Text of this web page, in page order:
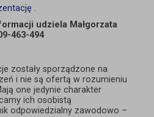
.
udziela Małgorzata
463-494
zostały sporządzone na
i nie są ofertą w rozumieniu
one jedynie charakter
ich osobistą
odpowiedzialny zawodowo –